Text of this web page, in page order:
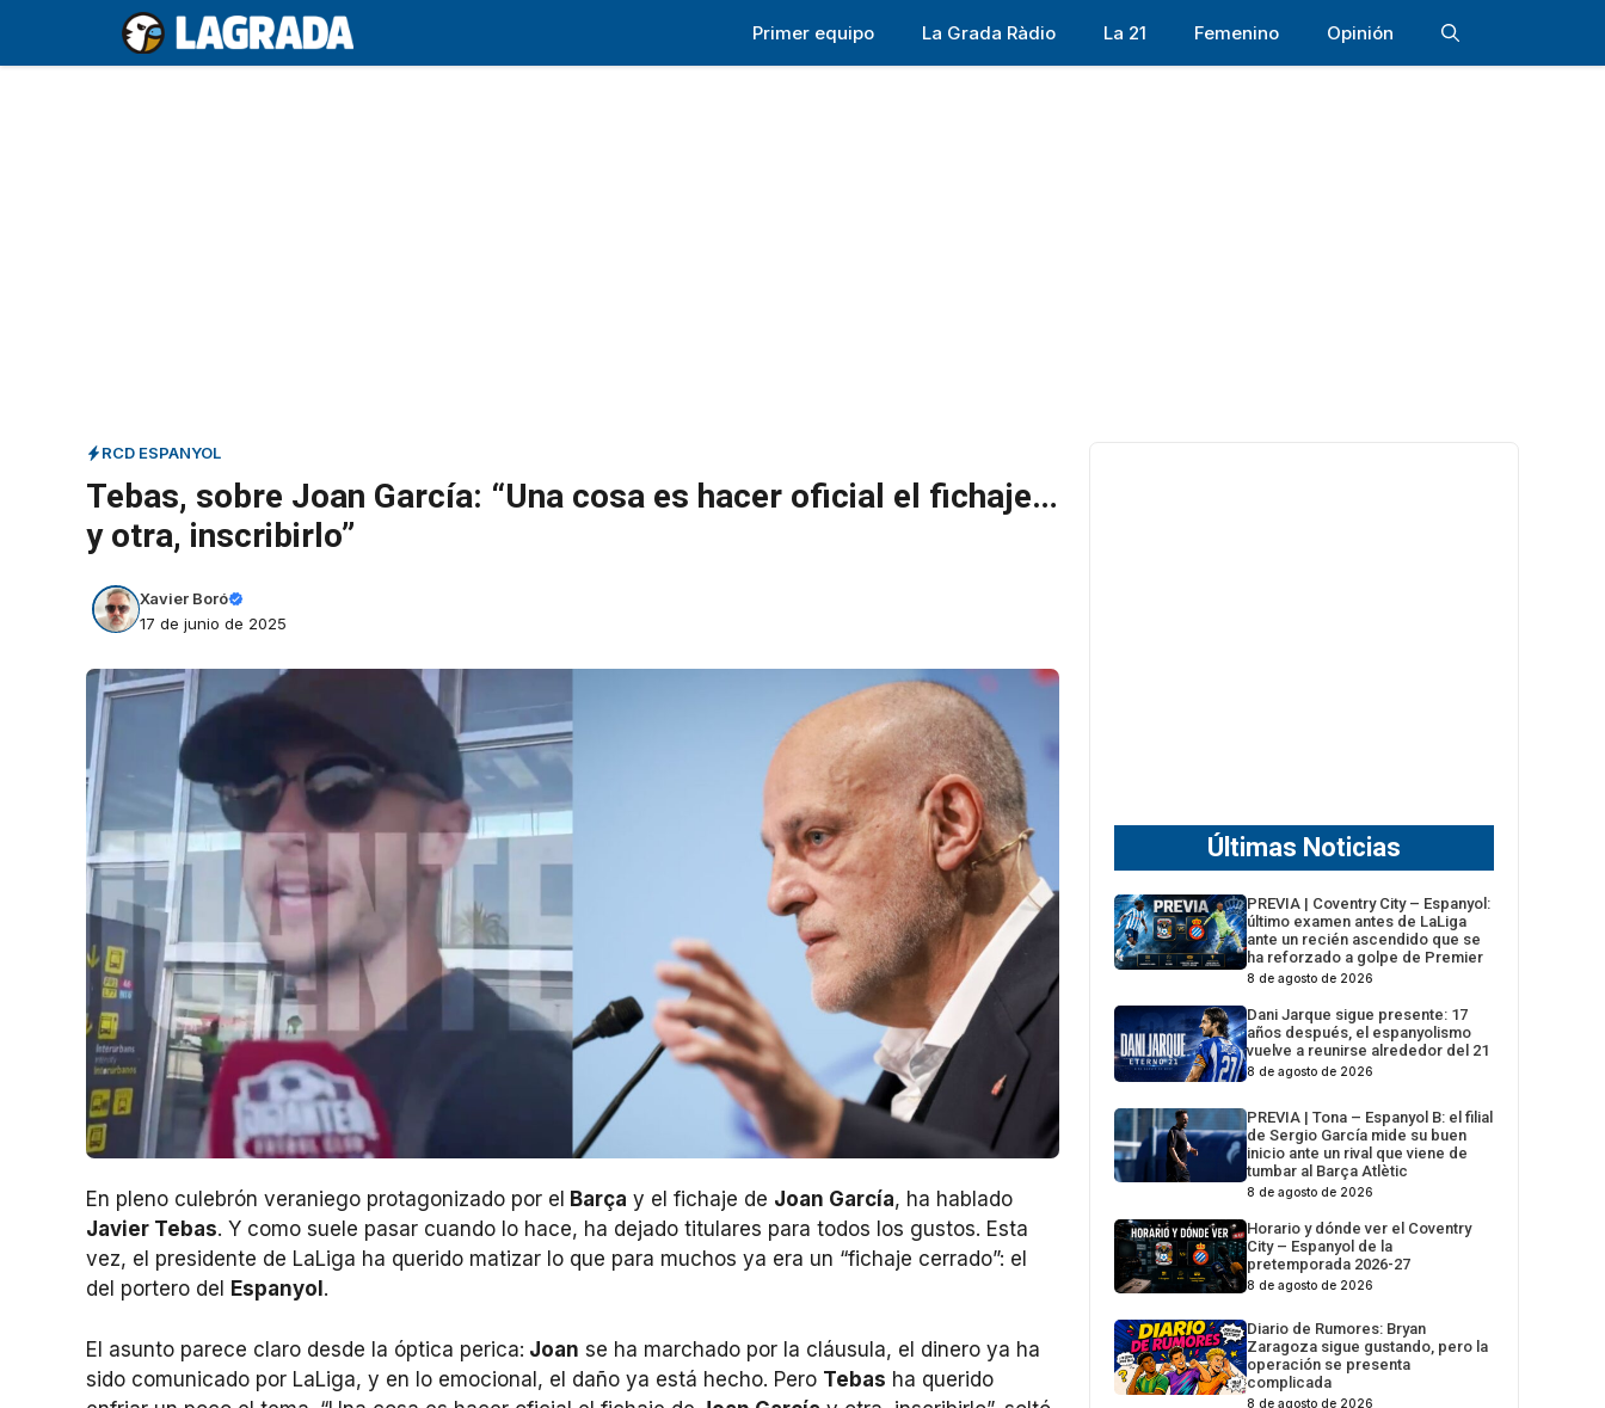
contenido
Primer equipo La Grada Ràdio La 21 Femenino Opinión
RCD ESPANYOL
Tebas, sobre Joan García: “Una cosa es hacer oficial el fichaje…
y otra, inscribirlo”
Xavier Boró
17 de junio de 2025
En pleno culebrón veraniego protagonizado por el Barça y el fichaje de Joan García, ha hablado
Javier Tebas. Y como suele pasar cuando lo hace, ha dejado titulares para todos los gustos. Esta
vez, el presidente de LaLiga ha querido matizar lo que para muchos ya era un “fichaje cerrado”: el
del portero del
Espanyol .
El asunto parece claro desde la óptica perica: Joan se ha marchado por la cláusula, el dinero ya ha
sido comunicado por LaLiga, y en lo emocional, el daño ya está hecho. Pero Tebas ha querido
Últimas Noticias
PREVIA | Coventry City – Espanyol:
último examen antes de LaLiga
ante un recién ascendido que se
ha reforzado a golpe de Premier
8 de agosto de 2026
Dani Jarque sigue presente: 17
años después, el espanyolismo
vuelve a reunirse alrededor del 21
8 de agosto de 2026
PREVIA | Tona – Espanyol B: el filial
de Sergio García mide su buen
inicio ante un rival que viene de
tumbar al Barça Atlètic
8 de agosto de 2026
Horario y dónde ver el Coventry
City – Espanyol de la
pretemporada 2026-27
8 de agosto de 2026
Diario de Rumores: Bryan
Zaragoza sigue gustando, pero la
operación se presenta
complicada
8 de agosto de 2026